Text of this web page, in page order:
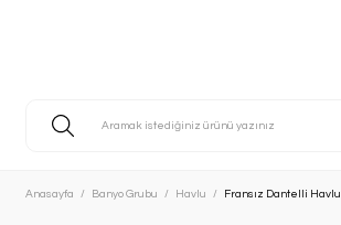
Anasayfa Banyo Grubu Havlu Fransız Dantelli Havlu